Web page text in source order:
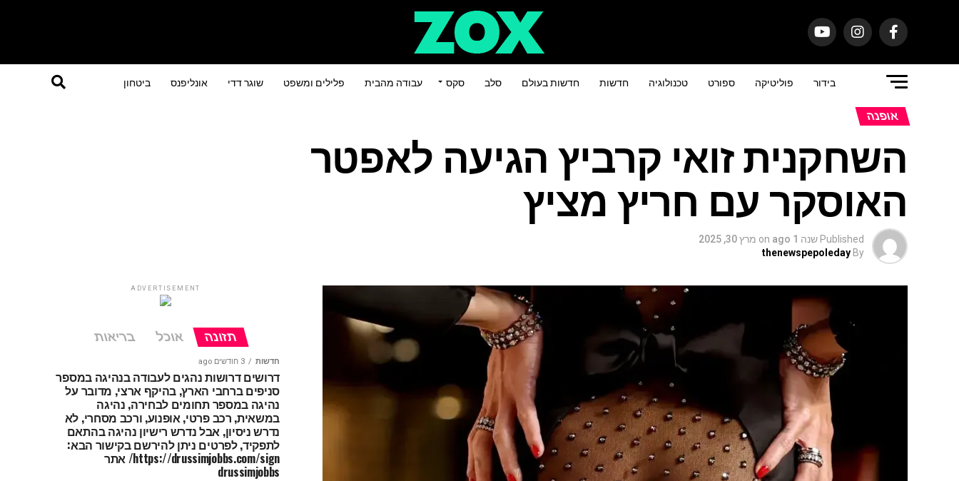
בידור פוליטיקה ספורט טכנולוגיה חדשות חדשות בעולם סלב סקס עבודה מהבית פלילים ומשפט שוגר דדי אונליפנס ביטחון
אופנה
השחקנית זואי קרביץ הגיעה לאפטר
האוסקר עם חריץ מציץ
Published שנה 1 ago on מרץ 30, 2025
By
thenewspepoleday
ADVERTISEMENT
תזונה אוכל בריאות
חדשות 3 חודשים ago
דרושים דרושות נהגים לעבודה בנהיגה במספר
סניפים ברחבי הארץ, בהיקף ארצי, מדובר על
נהיגה במספר תחומים לבחירה, נהיגה
במשאית, רכב פרטי, אופנוע, ורכב מסחרי, לא
נדרש ניסיון, אבל נדרש רישיון נהיגה בהתאם
לתפקיד, לפרטים ניתן להירשם בקישור הבא:
https://drussimjobbs.com/sign/ אתר
drussimjobbs